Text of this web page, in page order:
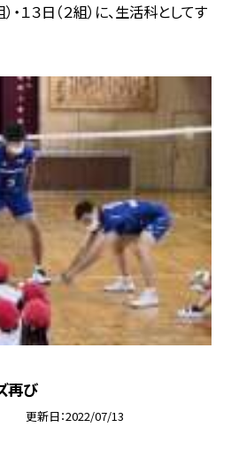
・１３日（２組）に、生活科としてす
再び
更新日 2022/07/13